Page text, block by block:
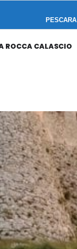
PESCARA
ROCCA CALASCIO